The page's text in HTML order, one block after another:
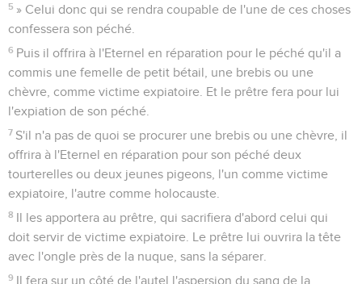
5 » Celui donc qui se rendra coupable de l'une de ces choses
confessera son péché.
6 Puis il offrira à l'Eternel en réparation pour le péché qu'il a
commis une femelle de petit bétail, une brebis ou une
chèvre, comme victime expiatoire. Et le prêtre fera pour lui
l'expiation de son péché.
7 S'il n'a pas de quoi se procurer une brebis ou une chèvre, il
offrira à l'Eternel en réparation pour son péché deux
tourterelles ou deux jeunes pigeons, l'un comme victime
expiatoire, l'autre comme holocauste.
8 Il les apportera au prêtre, qui sacrifiera d'abord celui qui
doit servir de victime expiatoire. Le prêtre lui ouvrira la tête
avec l'ongle près de la nuque, sans la séparer.
9 Il fera sur un côté de l'autel l'aspersion du sang de la